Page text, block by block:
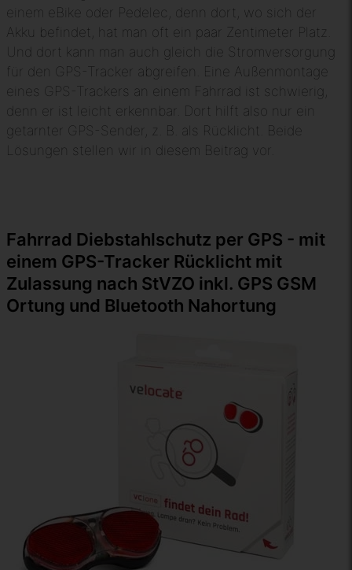
einem eBike oder Pedelec, denn dort, wo sich der
Akku befindet, hat man oft ein paar Zentimeter Platz.
Und dort kann man auch gleich die Stromversorgung
für den GPS-Tracker abgreifen. Eine Außenmontage
eines GPS-Trackers an einem Fahrrad ist schwierig,
denn er ist leicht erkennbar. Dort hilft also nur ein
getarnter GPS-Sender, z. B. als Rücklicht. Beide
Lösungen stellen wir in diesem Beitrag vor.
Fahrrad Diebstahlschutz per GPS - mit
einem GPS-Tracker Rücklicht mit
Zulassung nach StVZO inkl. GPS GSM
Ortung und Bluetooth Nahortung